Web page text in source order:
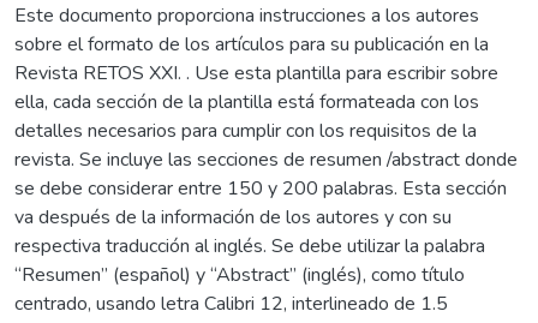
Este documento proporciona instrucciones a los autores
sobre el formato de los artículos para su publicación en la
Revista RETOS XXI. . Use esta plantilla para escribir sobre
ella, cada sección de la plantilla está formateada con los
detalles necesarios para cumplir con los requisitos de la
revista. Se incluye las secciones de resumen /abstract donde
se debe considerar entre 150 y 200 palabras. Esta sección
va después de la información de los autores y con su
respectiva traducción al inglés. Se debe utilizar la palabra
“Resumen” (español) y “Abstract” (inglés), como título
centrado, usando letra Calibri 12, interlineado de 1.5